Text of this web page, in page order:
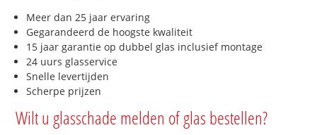
Meer dan 25 jaar ervaring
Gegarandeerd de hoogste kwaliteit
15 jaar garantie op dubbel glas inclusief montage
24 uurs glasservice
Snelle levertijden
Scherpe prijzen
Wilt u glasschade melden of glas bestellen?